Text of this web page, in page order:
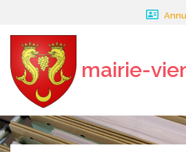
mairie-
Panneau de gestion des cookies